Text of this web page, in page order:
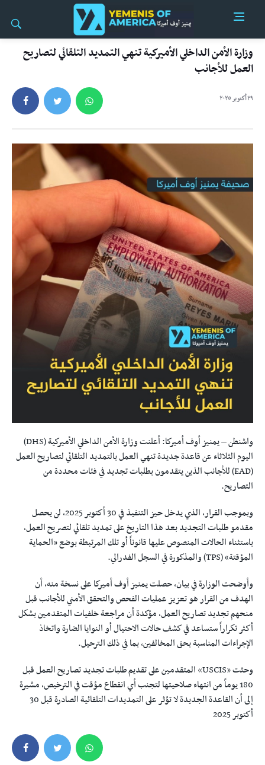
وزارة الأمن الداخلي الأميركية تنهي التمديد التلقائي لتصاريح
العمل للأجانب
٢٩ أكتوبر ٢٠٢٥
واشنطن – يمنيز أوف أميركا: أعلنت وزارة الأمن الداخلي الأميركية (DHS)
اليوم الثلاثاء عن قاعدة جديدة تنهي العمل بالتمديد التلقائي لتصاريح العمل
(EAD) للأجانب الذين يتقدمون بطلبات تجديد في فئات محددة من
التصاريح.
وبموجب القرار، الذي يدخل حيز التنفيذ في 30 أكتوبر 2025، لن يحصل
مقدمو طلبات التجديد بعد هذا التاريخ على تمديد تلقائي لتصريح العمل،
باستثناء الحالات المنصوص عليها قانوناً أو تلك المرتبطة بوضع «الحماية
المؤقتة» (TPS) والمذكورة في السجل الفدرالي.
وأوضحت الوزارة في بيان، حصلت يمنيز أوف أميركا على نسخة منه، أن
الهدف من القرار هو تعزيز عمليات الفحص والتحقق الأمني للأجانب قبل
منحهم تجديد تصاريح العمل، مؤكدة أن مراجعة خلفيات المتقدمين بشكل
أكثر تكراراً ستساعد في كشف حالات الاحتيال أو النوايا الضارة واتخاذ
الإجراءات المناسبة بحق المخالفين، بما في ذلك الترحيل.
وحثت «USCIS» المتقدمين على تقديم طلبات تجديد تصاريح العمل قبل
180 يوماً من انتهاء صلاحيتها لتجنب أي انقطاع مؤقت في الترخيص، مشيرة
إلى أن القاعدة الجديدة لا تؤثر على التمديدات التلقائية الصادرة قبل 30
أكتوبر 2025